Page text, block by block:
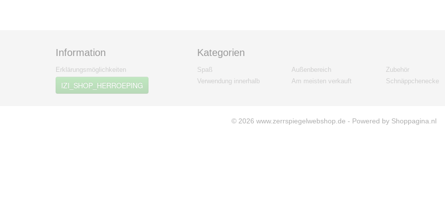
Information
Erklärungsmöglichkeiten
IZI_SHOP_HERROEPING
Kategorien
Spaß
Verwendung innerhalb
Außenbereich
Am meisten verkauft
Zubehör
Schnäppchenecke
© 2026 www.zerrspiegelwebshop.de - Powered by Shoppagina.nl